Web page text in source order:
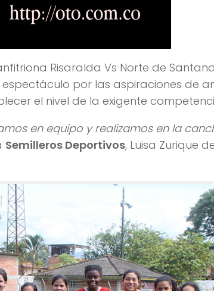
Risaralda Vs Norte de
por las aspiraciones de
el nivel de la exigente
en equipo y realizamos en la
Semilleros Deportivos, Luisa Zurique